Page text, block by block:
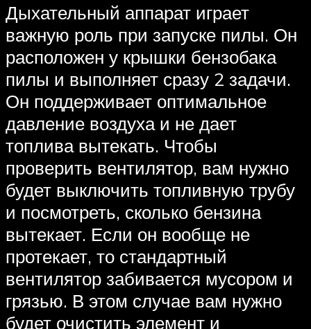
Дыхательный аппарат играет
важную роль при запуске пилы. Он
расположен у крышки бензобака
пилы и выполняет сразу 2 задачи.
Он поддерживает оптимальное
давление воздуха и не дает
топлива вытекать. Чтобы
проверить вентилятор, вам нужно
будет выключить топливную трубу
и посмотреть, сколько бензина
вытекает. Если он вообще не
протекает, то стандартный
вентилятор забивается мусором и
грязью. В этом случае вам нужно
будет очистить элемент и